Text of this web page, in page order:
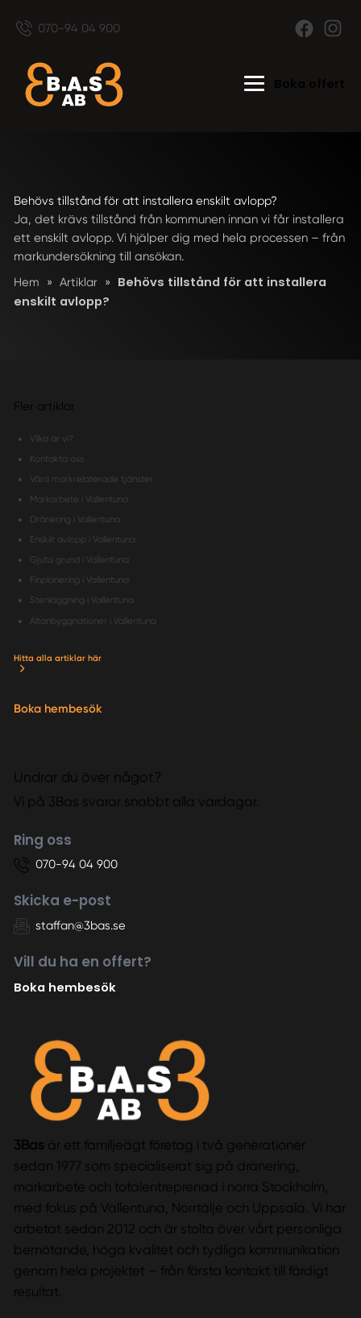
070-94 04 900
Behövs tillstånd för att installera enskilt avlopp?
Ja, det krävs tillstånd från kommunen innan vi får installera
ett enskilt avlopp. Vi hjälper dig med hela processen – från
markundersökning till ansökan.
Hem
» Artiklar »
Behövs tillstånd för att installera
enskilt avlopp?
Fler artiklar
Vilka är vi?
Kontakta oss
Våra markrelaterade tjänster
Markarbete i Vallentuna
Dränering i Vallentuna
Enskilt avlopp i Vallentuna
Gjuta grund i Vallentuna
Finplanering i Vallentuna
Stenläggning i Vallentuna
Altanbyggnationer i Vallentuna
Hitta alla artiklar här
Boka hembesök
Undrar du över något?
Vi på 3Bas svarar snabbt alla vardagar.
Ring oss
070-94 04 900
Skicka e-post
staffan@3bas.se
Vill du ha en offert?
Boka hembesök
3Bas är ett familjeägt företag i två generationer
sedan 1977 som specialiserat sig på dränering,
markarbete och totalentreprenad i norra Stockholm,
med fokus på Vallentuna, Norrtälje och Uppsala. Vi har
arbetat sedan 2012 och är stolta över vårt personliga
bemötande, höga kvalitet och tydliga kommunikation
genom hela projektet – från första kontakt till färdigt
resultat.